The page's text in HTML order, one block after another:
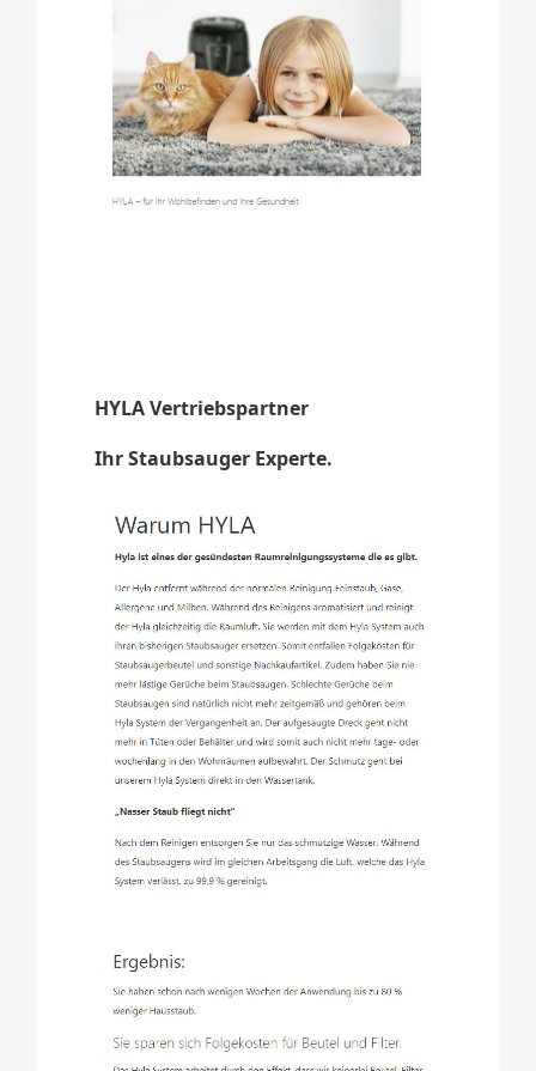
HYLA Vertriebspartner
Ihr Staubsauger Experte.